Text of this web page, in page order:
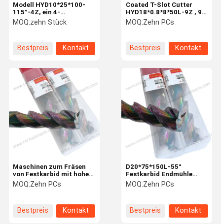
Modell HYD10*25*100-
115°-4Z, ein 4-
schneidiger Fasenfräser
mit PVD-Beschichtung,
Werkstückkanten
MOQ:zehn Stück
Bestpreis Kontakt
Coated T-Slot Cutter
HYD18*0.8*8*50L-9Z , 9-
Flute Straight Shank —
Designed for Machining
Chamfering and Special
Contours in Superalloys
and Titanium Alloys
MOQ:Zehn PCs
Bestpreis Kontakt
Maschinen zum Fräsen
von Festkarbid mit hoher
Robustheit D20*75*150L-
55° (D20*150*3T) für
MOQ:Zehn PCs
Bestpreis Kontakt
D20*75*150L-55°
Festkarbid Endmühle
Hitzebeständigkeit CNC
Endmühle Bits
MOQ:Zehn PCs
Bestpreis Kontakt